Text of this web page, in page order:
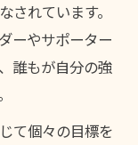
れています。
ーやサポーター
誰もが自分の強
て個々の目標を